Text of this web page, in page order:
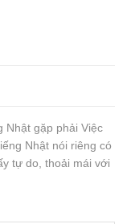
Nhật gặp phải Việc
Nhật nói riêng có
tự do, thoải mái với